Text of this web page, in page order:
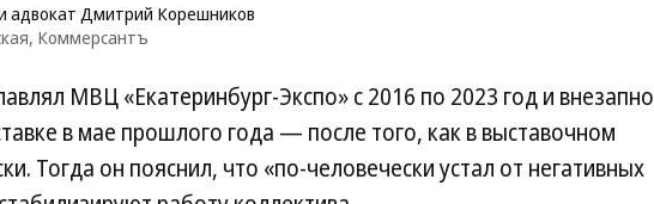
адвокат Дмитрий Корешников
Коммерсантъ
МВЦ «Екатеринбург-Экспо» с 2016 по 2023 год и внезапно
в мае прошлого года — после того, как в выставочном
Тогда он пояснил, что «по-человечески устал от негативных